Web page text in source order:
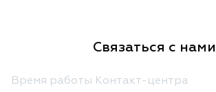
Связаться с нами
Время работы Контакт-центра